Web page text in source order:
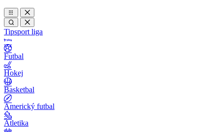
Tipsport liga
Futbal
Hokej
Basketbal
Americký futbal
Atletika